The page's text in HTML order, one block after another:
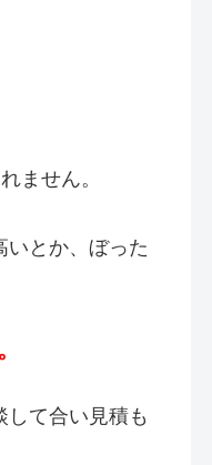
ません。
いとか、ぼった
て合い見積も